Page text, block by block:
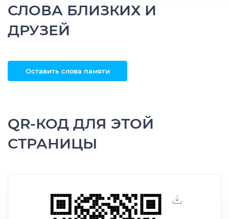
СЛОВА БЛИЗКИХ И
ДРУЗЕЙ
Оставить слова памяти
QR-КОД ДЛЯ ЭТОЙ
СТРАНИЦЫ